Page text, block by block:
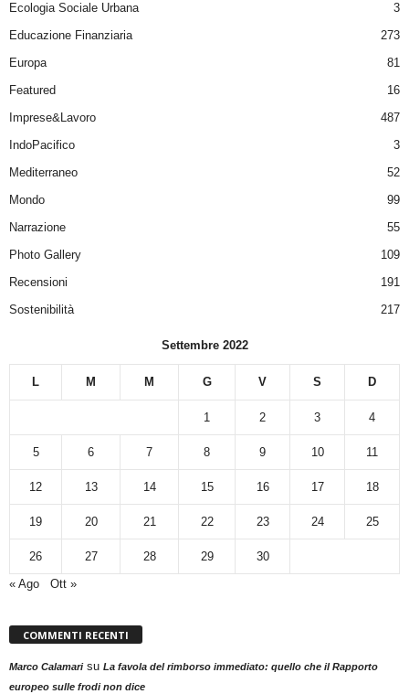
Ecologia Sociale Urbana
3
Educazione Finanziaria
273
Europa
81
Featured
16
Imprese&Lavoro
487
IndoPacifico
3
Mediterraneo
52
Mondo
99
Narrazione
55
Photo Gallery
109
Recensioni
191
Sostenibilità
217
Settembre 2022
L M M G V S D
1 2 3 4
5 6 7 8 9 10 11
12 13 14 15 16 17 18
19 20 21 22 23 24 25
26 27 28 29
30
« Ago
Ott »
COMMENTI RECENTI
Marco Calamarisu La favola del rimborso immediato: quello che il Rapporto
europeo sulle frodi non dice